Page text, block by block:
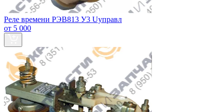
Реле времени РЭВ813 У3 Uуправл
от 5 000